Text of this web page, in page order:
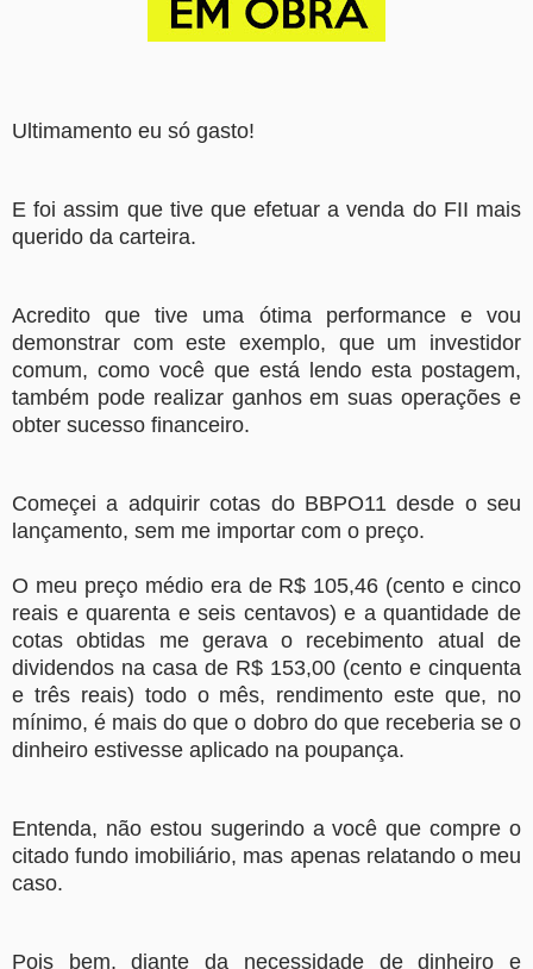
Ultimamento eu só gasto!
E foi assim que tive que efetuar a venda do FII mais
querido da carteira.
Acredito que tive uma ótima performance e vou
demonstrar com este exemplo, que um investidor
comum, como você que está lendo esta postagem,
também pode realizar ganhos em suas operações e
obter sucesso financeiro.
Começei a adquirir cotas do BBPO11 desde o seu
lançamento, sem me importar com o preço.
O meu preço médio era de R$ 105,46 (cento e cinco
reais e quarenta e seis centavos) e a quantidade de
cotas obtidas me gerava o recebimento atual de
dividendos na casa de R$ 153,00 (cento e cinquenta
e três reais) todo o mês, rendimento este que, no
mínimo, é mais do que o dobro do que receberia se o
dinheiro estivesse aplicado na poupança.
Entenda, não estou sugerindo a você que compre o
citado fundo imobiliário, mas apenas relatando o meu
caso.
Pois bem, diante da necessidade de dinheiro e